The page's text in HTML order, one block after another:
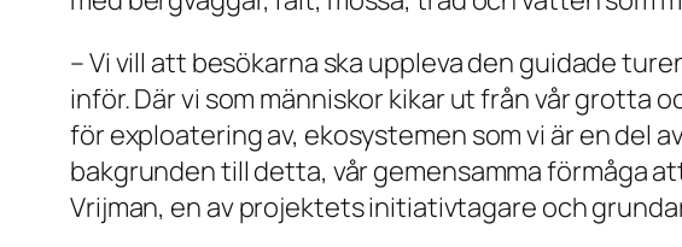
– Vi vill att besökarna ska uppleva den guidade
inför. Där vi som människor kikar ut från vår grotta
för exploatering av, ekosystemen som vi är en del
bakgrunden till detta, vår gemensamma förmåga
Vrijman, en av projektets initiativtagare och